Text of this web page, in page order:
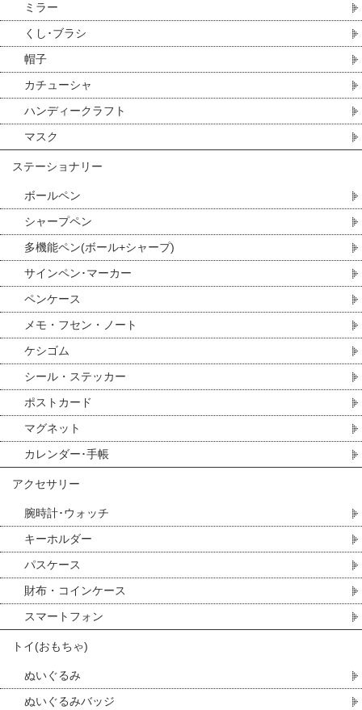
ミラー
くし･ブラシ
帽子
カチューシャ
ハンディークラフト
マスク
ステーショナリー
ボールペン
シャープペン
多機能ペン(ボール+シャープ)
サインペン･マーカー
ペンケース
メモ・フセン・ノート
ケシゴム
シール・ステッカー
ポストカード
マグネット
カレンダー･手帳
アクセサリー
腕時計･ウォッチ
キーホルダー
パスケース
財布・コインケース
スマートフォン
トイ(おもちゃ)
ぬいぐるみ
ぬいぐるみバッジ